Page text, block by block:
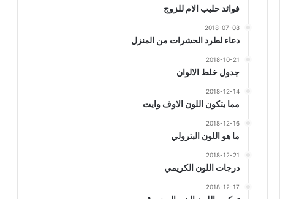
فوائد حليب الام للزوج
2018-07-08
دعاء لطرد الحشرات من المنزل
2018-10-21
جدول خلط الالوان
2018-12-14
مما يتكون اللون الاوف وايت
2018-12-16
ما هو اللون البترولي
2018-12-21
درجات اللون الكريمي
2018-12-17